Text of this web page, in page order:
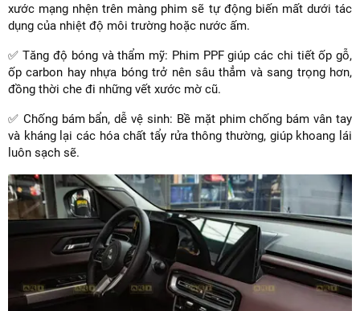
xước mạng nhện trên màng phim sẽ tự động biến mất dưới tác
dụng của nhiệt độ môi trường hoặc nước ấm.
✅ Tăng độ bóng và thẩm mỹ: Phim PPF giúp các chi tiết ốp gỗ,
ốp carbon hay nhựa bóng trở nên sâu thẳm và sang trọng hơn,
đồng thời che đi những vết xước mờ cũ.
✅ Chống bám bẩn, dễ vệ sinh: Bề mặt phim chống bám vân tay
và kháng lại các hóa chất tẩy rửa thông thường, giúp khoang lái
luôn sạch sẽ.